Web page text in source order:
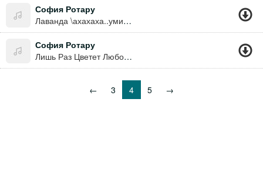
София Ротару
Лаванда \ахахаха..умираю..никита,горная Никита\
София Ротару
Лишь Раз Цветет Любовь (Лебединая Верность 1976)
← 3 4 5 →